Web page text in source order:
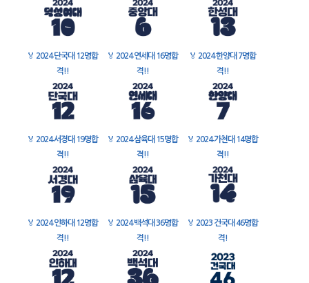
🏅 2024 단국대 12명합
격!!
🏅 2024 연세대 16명합
격!!
🏅 2024 한양대 7명합
격!!
🏅 2024 서경대 19명합
격!!
🏅 2024 삼육대 15명합
격!!
🏅 2024 가천대 14명합
격!!
🏅 2024 인하대 12명합
격!!
🏅 2024 백석대 36명합
격!!
🏅 2023 건국대 46명합
격!